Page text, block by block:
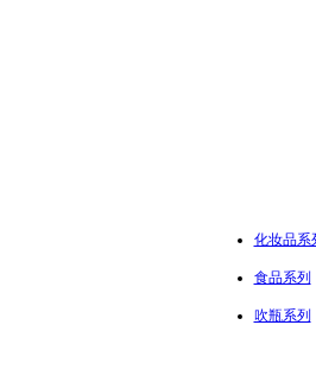
化妆品系
食品系列
吹瓶系列